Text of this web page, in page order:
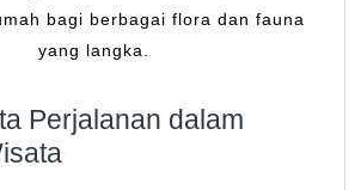
bagi berbagai flora dan fauna
yang langka.
Perjalanan dalam